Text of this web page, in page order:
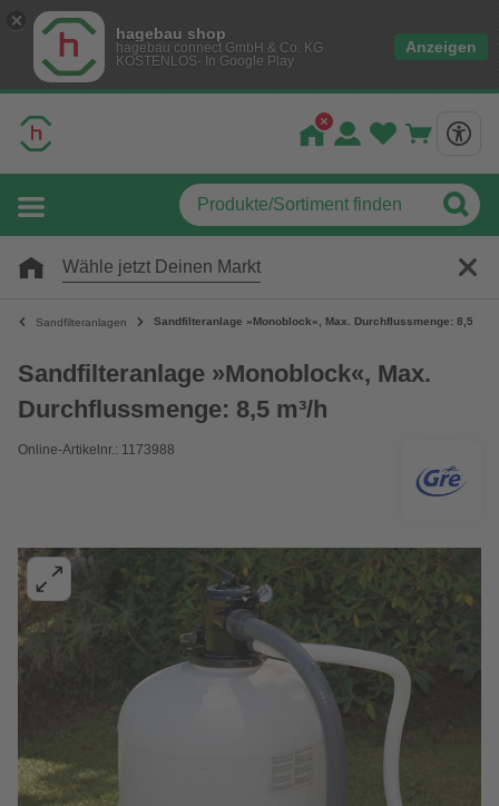
hagebau shop
hagebau connect GmbH & Co. KG
KOSTENLOS- In Google Play
Anzeigen
Wähle jetzt Deinen Markt
Sandfilteranlagen Sandfilteranlage »Monoblock«, Max. Durchflussmenge: 8,5 m³/h
Sandfilteranlage »Monoblock«, Max.
Durchflussmenge: 8,5 m³/h
Online-Artikelnr.: 1173988